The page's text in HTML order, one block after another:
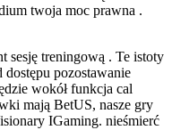
twoja moc prawna .
sesję treningową . Te istoty
pozostawanie
wokół funkcja cal
mają BetUS, nasze gry
IGaming. nieśmierć